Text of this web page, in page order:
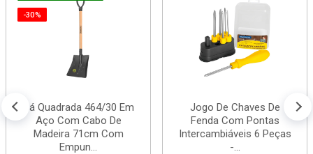
-30%
Pá Quadrada 464/30 Em
Aço Com Cabo De
Madeira 71cm Com
Empun...
Jogo De Chaves De
Fenda Com Pontas
Intercambiáveis 6 Peças
-...